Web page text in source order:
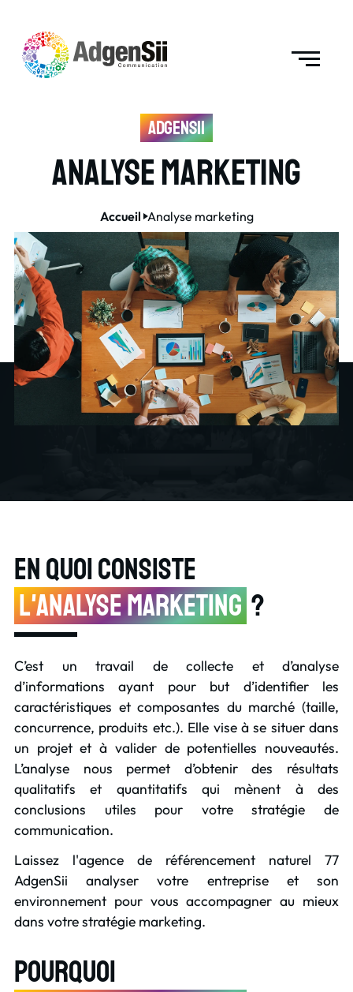
AdgenSii
Analyse marketing
Accueil Analyse marketing
En quoi consiste
l'Analyse Marketing ?
C’est un travail de collecte et d’analyse
d’informations ayant pour but d’identifier les
caractéristiques et composantes du marché (taille,
concurrence, produits etc.). Elle vise à se situer dans
un projet et à valider de potentielles nouveautés.
L’analyse nous permet d’obtenir des résultats
qualitatifs et quantitatifs qui mènent à des
conclusions utiles pour votrestratégie de
communication.
Laissez l'agence de référencement naturel 77
AdgenSii analyser votre entreprise et son
environnement pour vous accompagner au mieux
dans votre stratégie marketing.
Pourquoi